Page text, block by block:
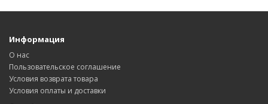
Информация
О нас
Пользовательское соглашение
Условия возврата товара
Условия оплаты и доставки